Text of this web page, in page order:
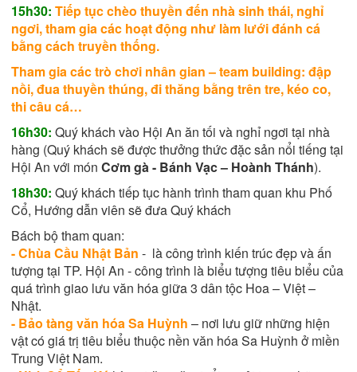
15h30: Tiếp tục chèo thuyền đến nhà sinh thái, nghỉ
ngơi, tham gia các hoạt động như làm lưới đánh cá
bằng cách truyền thống.
Tham gia các trò chơi nhân gian – team building: đập
nồi, đua thuyền thúng, đi thăng bằng trên tre, kéo co,
thi câu cá…
16h30: Quý khách vào Hội An ăn tối và nghỉ ngơi tại nhà
hàng (Quý khách sẽ được thưởng thức đặc sản nổi tiếng tại
Hội An với món Cơm gà - Bánh Vạc – Hoành Thánh).
18h30: Quý khách tiếp tục hành trình tham quan khu Phố
Cổ, Hướng dẫn viên sẽ đưa Quý khách
Bách bộ tham quan:
- Chùa Cầu Nhật Bản - là công trình kiến trúc đẹp và ấn
tượng tại TP. Hội An - công trình là biểu tượng tiêu biểu của
quá trình giao lưu văn hóa giữa 3 dân tộc Hoa – Việt –
Nhật.
- Bảo tàng văn hóa Sa Huỳnh – nơi lưu giữ những hiện
vật có giá trị tiêu biểu thuộc nền văn hóa Sa Huỳnh ở miền
Trung Việt Nam.